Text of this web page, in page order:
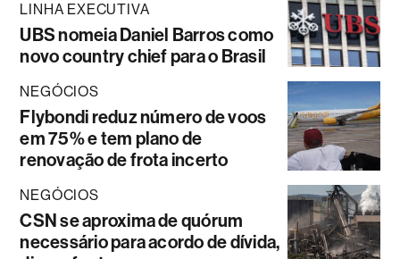
LINHA EXECUTIVA
UBS nomeia Daniel Barros como
novo country chief para o Brasil
NEGÓCIOS
Flybondi reduz número de voos
em 75% e tem plano de
renovação de frota incerto
NEGÓCIOS
CSN se aproxima de quórum
necessário para acordo de dívida,